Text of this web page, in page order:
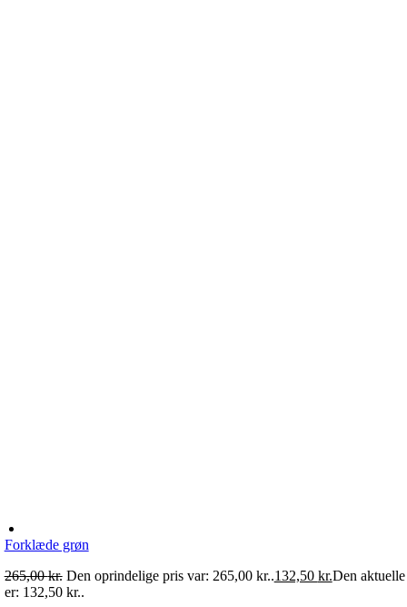
Forklæde grøn
265,00kr. Den oprindelige pris var: 265,00 kr..132,50 kr.Den
er: 132,50 kr..